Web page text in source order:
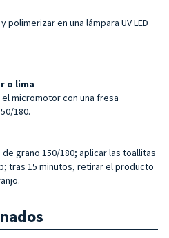
polimerizar en una lámpara UV LED
o lima
micromotor con una fresa
180.
grano 150/180; aplicar las toallitas
tras 15 minutos, retirar el producto